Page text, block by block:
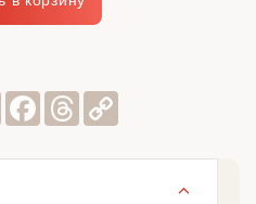
Viber Facebook
Threads